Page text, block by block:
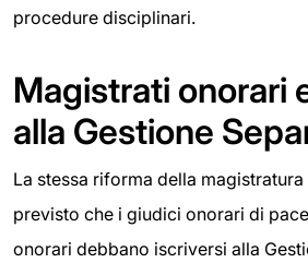
procedure disciplinari.
Magistrati onorari
alla Gestione
La stessa riforma della
previsto che i giudici onorari di
onorari debbano iscriversi alla